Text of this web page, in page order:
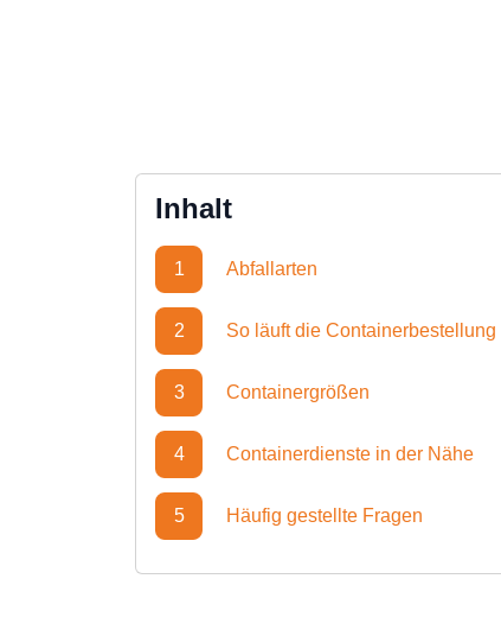
Inhalt
1 Abfallarten
2 So läuft die
3 Containergrößen
4 Containerdienste in der Nähe
5 Häufig gestellte Fragen